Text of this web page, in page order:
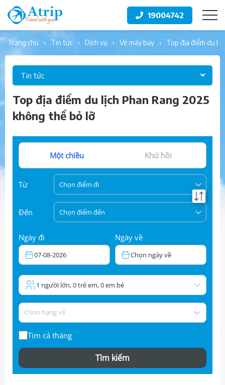
19004742
trang chủ tin tức dịch vụ vé máy bay top địa điểm du
Tin tức
Top địa điểm du lịch Phan Rang 2025
không thể bỏ lỡ
Một chiều Khứ hồi
Từ Chọn điểm đi
Đến Chọn điểm đến
Ngày đi
07-08-2026
Ngày về
Chọn ngày về
1 người lớn, 0 trẻ em, 0 em bé
Chọn hạng vé
Tìm cả tháng
Tìm kiếm